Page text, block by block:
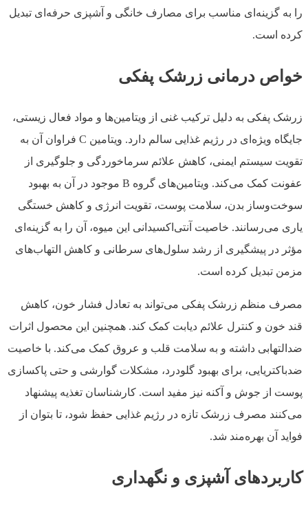
را به گزینه‌ای مناسب برای مصارف خانگی و آشپزی حرفه‌ای تبدیل
کرده است.
خواص درمانی زرشک پفکی
زرشک پفکی به دلیل ترکیب غنی از ویتامین‌ها و مواد فعال زیستی،
جایگاه ویژه‌ای در رژیم غذایی سالم دارد. ویتامین C فراوان آن به
تقویت سیستم ایمنی، کاهش علائم سرماخوردگی و جلوگیری از
عفونت کمک می‌کند. ویتامین‌های گروه B موجود در آن به بهبود
سوخت‌وساز بدن، سلامت پوست، تقویت انرژی و کاهش خستگی
یاری می‌رسانند. خاصیت آنتی‌اکسیدانی این میوه، آن را به گزینه‌ای
مؤثر در پیشگیری از رشد سلول‌های سرطانی و کاهش التهاب‌های
مزمن تبدیل کرده است.
مصرف منظم زرشک پفکی می‌تواند به تعادل فشار خون، کاهش
قند خون و کنترل علائم دیابت کمک کند. همچنین این محصول اثرات
ضدالتهابی داشته و به سلامت قلب و عروق کمک می‌کند. با خاصیت
ضدباکتریایی، برای بهبود گلودرد، مشکلات گوارشی و حتی پاکسازی
پوست از جوش و آکنه نیز مفید است. کارشناسان تغذیه پیشنهاد
می‌کنند مصرف زرشک تازه در رژیم غذایی حفظ شود، تا بتوان از
فواید آن بهره‌مند شد.
کاربردهای آشپزی و نگهداری